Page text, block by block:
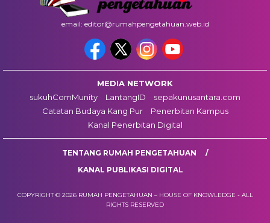
email: editor@rumahpengetahuan.web.id
MEDIA NETWORK
sukuhComMunity
LantangID
sepakunusantara.com
Catatan Budaya Kang Pur
Penerbitan Kampus
Kanal Penerbitan Digital
TENTANG RUMAH PENGETAHUAN
KANAL PUBLIKASI DIGITAL
COPYRIGHT © 2026 RUMAH PENGETAHUAN – HOUSE OF KNOWLEDGE - ALL
RIGHTS RESERVED